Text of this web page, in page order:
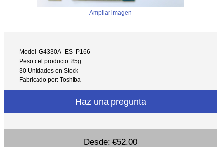
Ampliar imagen
Model: G4330A_ES_P166
Peso del producto: 85g
30 Unidades en Stock
Fabricado por: Toshiba
Haz una pregunta
Desde: €52.00